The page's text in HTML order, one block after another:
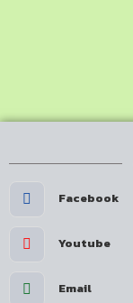
Facebook
Youtube
Email